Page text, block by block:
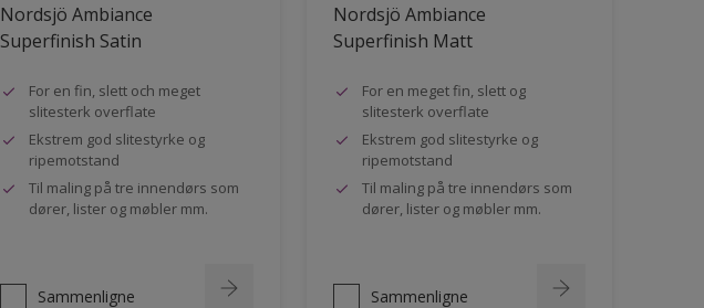
Nordsjö Ambiance
Superfinish Satin
For en fin, slett och meget
slitesterk overflate
Ekstrem god slitestyrke og
ripemotstand
Til maling på tre innendørs som
dører, lister og møbler mm.
Sammenligne
Nordsjö Ambiance
Superfinish Matt
For en meget fin, slett og
slitesterk overflate
Ekstrem god slitestyrke og
ripemotstand
Til maling på tre innendørs som
dører, lister og møbler mm.
Sammenligne